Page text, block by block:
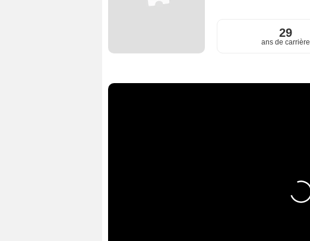
29
ans de carrière